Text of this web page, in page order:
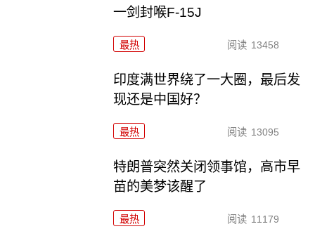
一剑封喉F-15J
最热 阅读 13458
印度满世界绕了一大圈，最后发
现还是中国好？
最热 阅读 13095
特朗普突然关闭领事馆，高市早
苗的美梦该醒了
最热 阅读 11179